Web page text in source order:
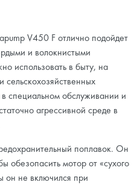
V450 F отлично подойдет
и волокнистыми
использовать в быту, на
специальном обслуживании и
агрессивной среде в
поплавок. Он
обезопасить мотор от «сухого
он не включился при